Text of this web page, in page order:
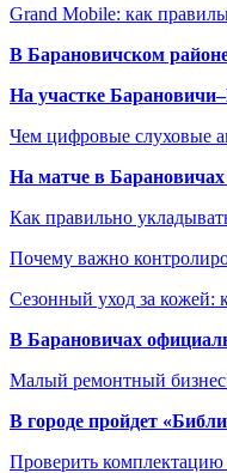
Grand Mobile: как
В Барановичском
На участке
Чем цифровые слуховые
На матче в
Как правильно
Почему важно
Сезонный уход за кожей:
В Барановичах
Малый ремонтный
В городе пройдет
Проверить комплектацию